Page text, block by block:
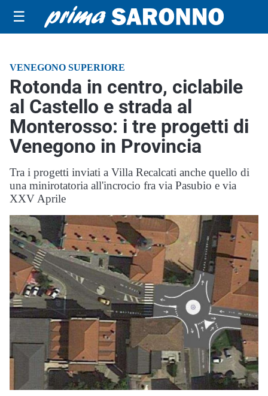
☰
VENEGONO SUPERIORE
Rotonda in centro, ciclabile
al Castello e strada al
Monterosso: i tre progetti di
Venegono in Provincia
Tra i progetti inviati a Villa Recalcati anche quello di
una minirotatoria all'incrocio fra via Pasubio e via
XXV Aprile